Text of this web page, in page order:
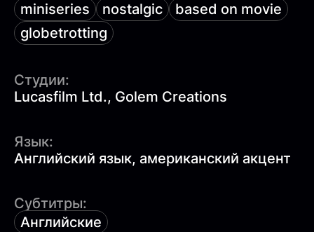
miniseries
nostalgic
based on movie
globetrotting
Студии:
Lucasfilm Ltd., Golem Creations
Язык:
Английский язык, американский акцент
Субтитры:
Английские